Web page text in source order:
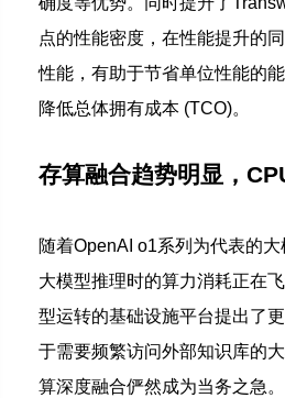
点的性能密度，在性能提升的
性能，有助于节省单位性能的
降低总体拥有成本 (TCO)。
存算融合趋势明显，
随着OpenAI o1系列为代表的大
大模型推理时的算力消耗正在
型运转的基础设施平台提出了更
于需要频繁访问外部知识库的
算深度融合俨然成为当务之急。